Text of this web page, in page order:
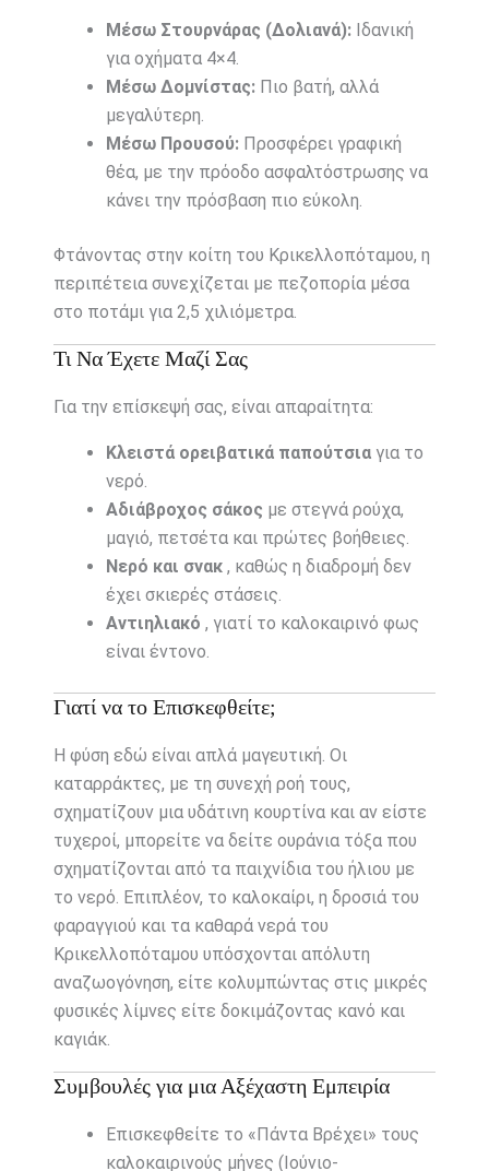
Μέσω Στουρνάρας (Δολιανά):Ιδανική
για οχήματα 4×4.
Μέσω Δομνίστας:Πιο βατή, αλλά
μεγαλύτερη.
Μέσω Προυσού:Προσφέρει γραφική
θέα, με την πρόοδο ασφαλτόστρωσης να
κάνει την πρόσβαση πιο εύκολη.
Φτάνοντας στην κοίτη του Κρικελλοπόταμου, η
περιπέτεια συνεχίζεται με πεζοπορία μέσα
στο ποτάμι για 2,5 χιλιόμετρα.
Τι Να Έχετε Μαζί Σας
Για την επίσκεψή σας, είναι απαραίτητα:
Κλειστά ορειβατικά παπούτσιαγια το
νερό.
Αδιάβροχος σάκος με στεγνά ρούχα,
μαγιό, πετσέτα και πρώτες βοήθειες.
Νερό και σνακ, καθώς η διαδρομή δεν
έχει σκιερές στάσεις.
Αντιηλιακό , γιατί το καλοκαιρινό φως
είναι έντονο.
Γιατί να το Επισκεφθείτε;
Η φύση εδώ είναι απλά μαγευτική. Οι
καταρράκτες, με τη συνεχή ροή τους,
σχηματίζουν μια υδάτινη κουρτίνα και αν είστε
τυχεροί, μπορείτε να δείτε ουράνια τόξα που
σχηματίζονται από τα παιχνίδια του ήλιου με
το νερό. Επιπλέον, το καλοκαίρι, η δροσιά του
φαραγγιού και τα καθαρά νερά του
Κρικελλοπόταμου υπόσχονται απόλυτη
αναζωογόνηση, είτε κολυμπώντας στις μικρές
φυσικές λίμνες είτε δοκιμάζοντας κανό και
καγιάκ.
Συμβουλές για μια Αξέχαστη Εμπειρία
Επισκεφθείτε το «Πάντα Βρέχει» τους
καλοκαιρινούς μήνες (Ιούνιο-